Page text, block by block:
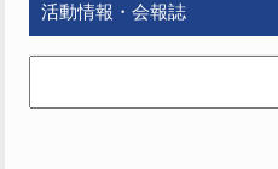
活動情報・会報誌